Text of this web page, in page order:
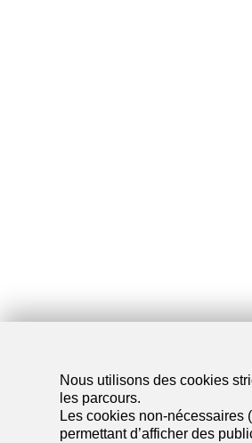
Nous utilisons des cookies
les parcours.
Les cookies non-nécessaires
permettant d’afficher des